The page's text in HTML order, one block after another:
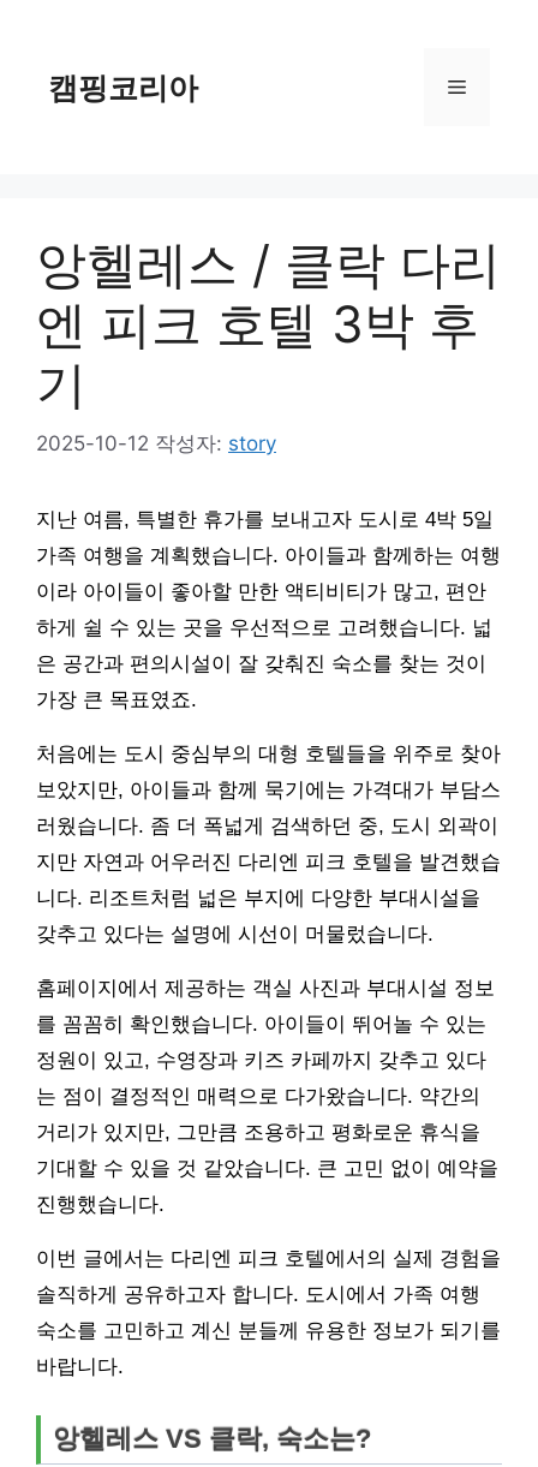
캠핑코리아 메
앙헬레스 / 클락 다리
엔 피크 호텔 3박 후
기
2025-10-12 작성자: story
지난 여름, 특별한 휴가를 보내고자 도시로 4박 5일
가족 여행을 계획했습니다. 아이들과 함께하는 여행
이라 아이들이 좋아할 만한 액티비티가 많고, 편안
하게 쉴 수 있는 곳을 우선적으로 고려했습니다. 넓
은 공간과 편의시설이 잘 갖춰진 숙소를 찾는 것이
가장 큰 목표였죠.
처음에는 도시 중심부의 대형 호텔들을 위주로 찾아
보았지만, 아이들과 함께 묵기에는 가격대가 부담스
러웠습니다. 좀 더 폭넓게 검색하던 중, 도시 외곽이
지만 자연과 어우러진 다리엔 피크 호텔을 발견했습
니다. 리조트처럼 넓은 부지에 다양한 부대시설을
갖추고 있다는 설명에 시선이 머물렀습니다.
홈페이지에서 제공하는 객실 사진과 부대시설 정보
를 꼼꼼히 확인했습니다. 아이들이 뛰어놀 수 있는
정원이 있고, 수영장과 키즈 카페까지 갖추고 있다
는 점이 결정적인 매력으로 다가왔습니다. 약간의
거리가 있지만, 그만큼 조용하고 평화로운 휴식을
기대할 수 있을 것 같았습니다. 큰 고민 없이 예약을
진행했습니다.
이번 글에서는 다리엔 피크 호텔에서의 실제 경험을
솔직하게 공유하고자 합니다. 도시에서 가족 여행
숙소를 고민하고 계신 분들께 유용한 정보가 되기를
바랍니다.
앙헬레스 VS 클락, 숙소는?